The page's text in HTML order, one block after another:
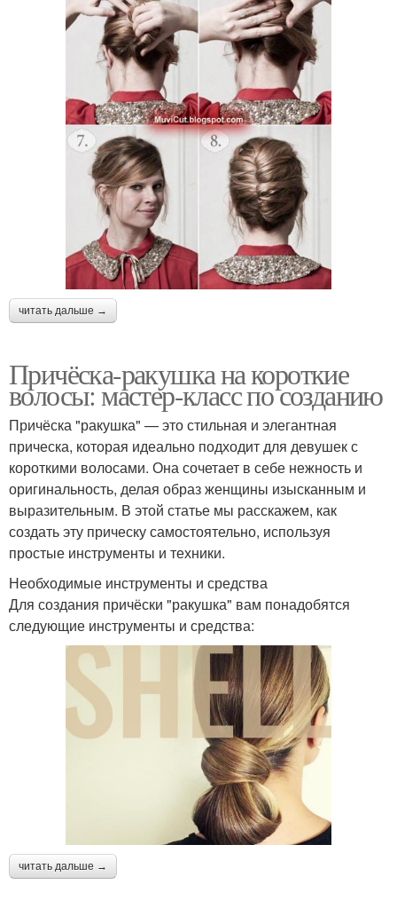
читать дальше →
Причёска-ракушка на короткие
волосы: мастер-класс по созданию
Причёска "ракушка" — это стильная и элегантная
прическа, которая идеально подходит для девушек с
короткими волосами. Она сочетает в себе нежность и
оригинальность, делая образ женщины изысканным и
выразительным. В этой статье мы расскажем, как
создать эту прическу самостоятельно, используя
простые инструменты и техники.
Необходимые инструменты и средства
Для создания причёски "ракушка" вам понадобятся
следующие инструменты и средства:
читать дальше →